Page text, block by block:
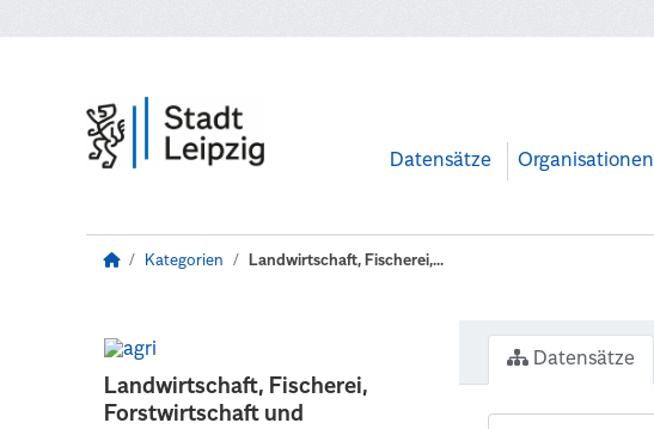
Datensätze Organisationen
Kategorien Landwirtschaft, Fischerei,...
Landwirtschaft, Fischerei,
Forstwirtschaft und
Datensätze